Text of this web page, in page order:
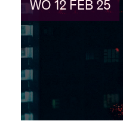
WO 12 FEB 25